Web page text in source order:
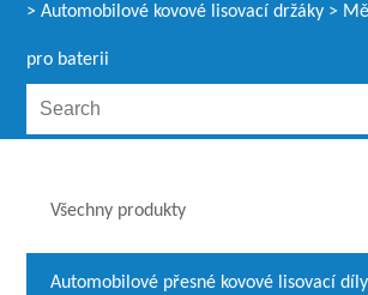
>Automobilové kovové lisovací držáky >
pro baterii
Všechny produkty
Automobilové přesné kovové lisovací díly